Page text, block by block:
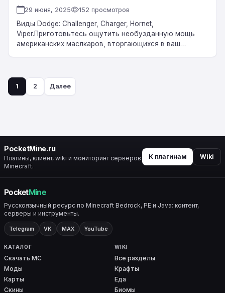
29 июня, 2025 152 просмотров
Виды Dodge: Challenger, Charger, Hornet,
Viper.Приготовьтесь ощутить необузданную мощь
американских маслкаров, вторгающихся в ваш
Пагинация
1 2 Далее
PocketMine.ru
Плагины, клиент, wiki и мониторинг серверов
Minecraft.
К плагинам Wiki
Русскоязычный ресурс по Minecraft Bedrock, PE и Java: контент,
серверы и инструменты.
Telegram VK MAX YouTube
КАТАЛОГ
Скачать MC
Моды
Карты
Скины
WIKI
Все разделы
Крафты
Еда
Биомы